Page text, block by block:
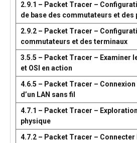
2.9.1 – Packet Tracer –
de base des commutateurs et des
2.9.2 – Packet Tracer –
commutateurs et des terminaux
3.5.5 – Packet Tracer – Examiner
et OSI en action
4.6.5 – Packet Tracer – Connexion
d’un LAN sans fil
4.7.1 – Packet Tracer –
physique
4.7.2 – Packet Tracer –